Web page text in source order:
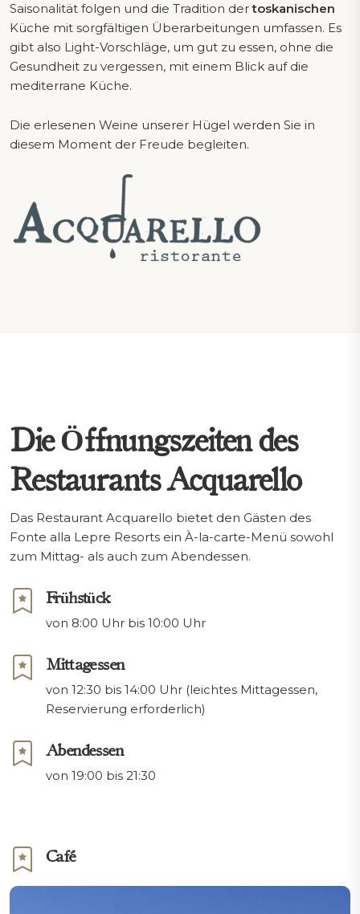
Saisonalität folgen und die Tradition dertoskanischen
Küche mit sorgfältigen Überarbeitungen umfassen. Es
gibt also Light-Vorschläge, um gut zu essen, ohne die
Gesundheit zu vergessen, mit einem Blick auf die
mediterrane Küche.
Die erlesenen Weine unserer Hügel werden Sie in
diesem Moment der Freude begleiten.
Die Öffnungszeiten des
Restaurants Acquarello
Das Restaurant Acquarello bietet den Gästen des
Fonte alla Lepre Resorts ein À-la-carte-Menü sowohl
zum Mittag- als auch zum Abendessen.
Frühstück
von 8:00 Uhr bis 10:00 Uhr
Mittagessen
von 12:30 bis 14:00 Uhr (leichtes Mittagessen,
Reservierung erforderlich)
Abendessen
von 19:00 bis 21:30
Café